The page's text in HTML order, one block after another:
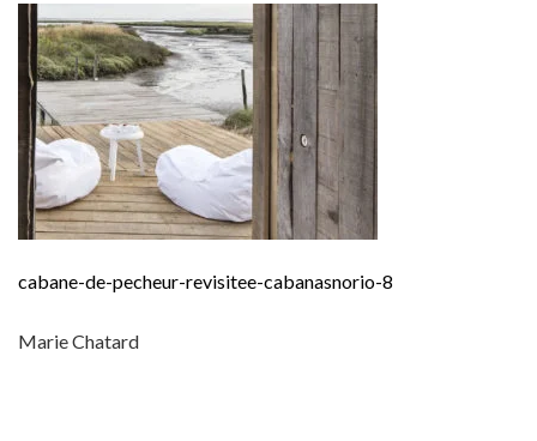
cabane-de-pecheur-revisitee-cabanasnorio-8
Marie Chatard